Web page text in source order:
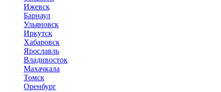
Ижевск
Барнаул
Ульяновск
Иркутск
Хабаровск
Ярославль
Владивосток
Махачкала
Томск
Оренбург